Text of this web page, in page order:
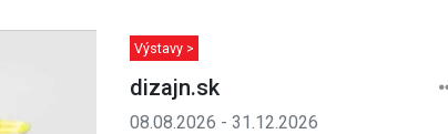
Výstavy >
dizajn.sk
08.08.2026 - 31.12.2026